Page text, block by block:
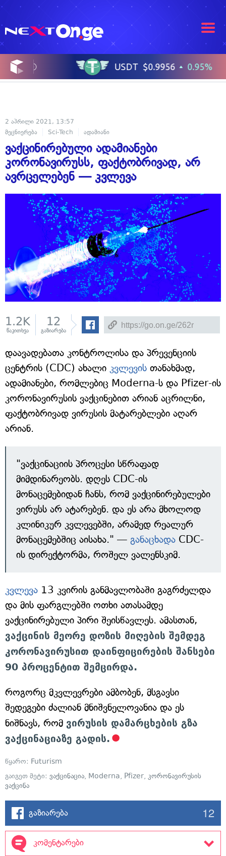
2 აპრილი 2021, 13:57
მეცნიერება
Sci-Tech ადამიანი
ვაქცინირებული ადამიანები
კორონავირუსს, ფაქტობრივად, არ
ავრცელებენ — კვლევა
1.2K
წაკითხვა
12
გაზიარება
დაავადებათა კონტროლისა და პრევენციის
ცენტრის (CDC) ახალი კვლევის თანახმად,
ადამიანები, რომლებიც Moderna-ს და Pfizer-ის
კორონავირუსის ვაქცინებით არიან აცრილნი,
ფაქტობრივად ვირუსის მატარებლები აღარ
არიან.
"ვაქცინაციის პროცესი სწრაფად
მიმდინარეობს. დღეს CDC-ის
მონაცემებიდან ჩანს, რომ ვაქცინირებულები
ვირუსს არ ატარებენ. და ეს არა მხოლოდ
კლინიკურ კვლევებში, არამედ რეალურ
მონაცემებშიც აისახა." — განაცხადა CDC-
ის დირექტორმა, როშელ ვალენსკიმ.
კვლევა 13 კვირის განმავლობაში გაგრძელდა
და მის ფარგლებში ოთხი ათასამდე
ვაქცინირებული პირი შეისწავლეს. ამასთან,
ვაქცინის მეორე დოზის მიღების შემდეგ
კორონავირუსით დაინფიცირების შანსები
90 პროცენტით შემცირდა.
როგორც მკვლევრები ამბობენ, მსგავსი
შედეგები ძალიან მნიშვნელოვანია და ეს
ნიშნავს, რომ ვირუსის დამარცხების გზა
ვაქცინაციაზე გადის.
წყარო: Futurism
გაიგეთ მეტი: ვაქცინაცია, Moderna, Pfizer, კორონავირუსის
ვაქცინა
გაზიარება 12
კომენტარები